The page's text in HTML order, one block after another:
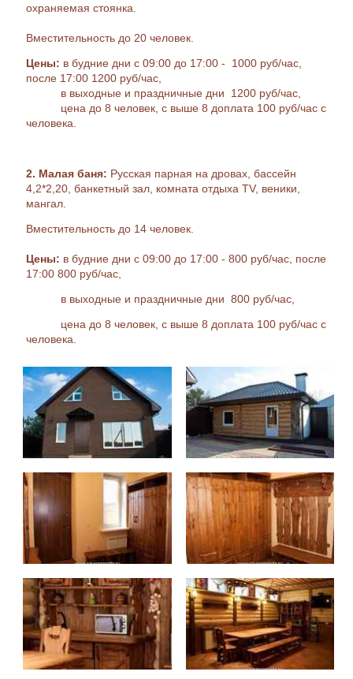
охраняемая стоянка.
Вместительность до 20 человек.
Цены: в будние дни с 09:00 до 17:00 - 1000 руб/час,
после 17:00 1200 руб/час,
в выходные и праздничные дни 1200 руб/час,
цена до 8 человек, с выше 8 доплата 100 руб/час с
человека.
2. Малая баня: Русская парная на дровах, бассейн
4,2*2,20, банкетный зал, комната отдыха TV, веники,
мангал.
Вместительность до 14 человек.
Цены: в будние дни с 09:00 до 17:00 - 800 руб/час, после
17:00 800 руб/час,
в выходные и праздничные дни 800 руб/час,
цена до 8 человек, с выше 8 доплата 100 руб/час с
человека.